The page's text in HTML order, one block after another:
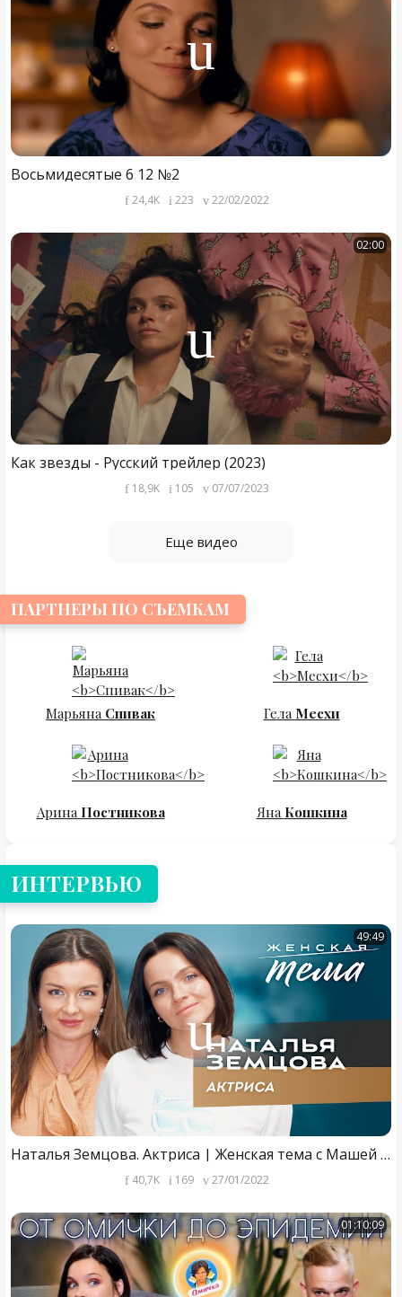
Восьмидесятые 6 12 №2
24,4K 223 22/02/2022
02:00
Как звезды - Русский трейлер (2023)
18,9K 105 07/07/2023
Еще видео
ПАРТНЕРЫ ПО СЪЕМКАМ
Марьяна Спивак Гела Месхи
Арина Постникова Яна Кошкина
ИНТЕРВЬЮ
49:49
Наталья Земцова. Актриса | Женская тема с Машей Голубевой.
40,7K 169 27/01/2022
01:10:09